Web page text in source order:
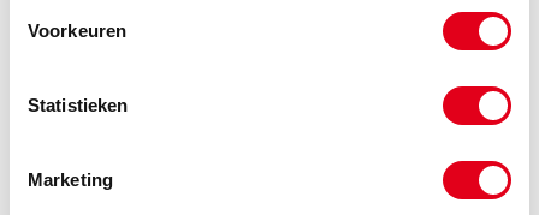
Voorkeuren
Statistieken
Marketing